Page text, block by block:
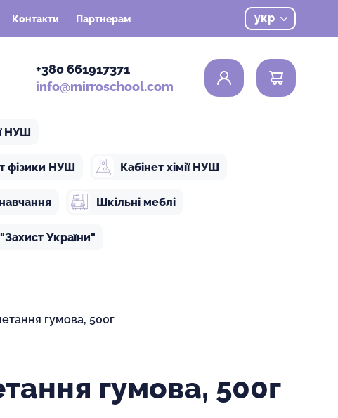
Контакти Партнерам укр
+380 661917371
info@mirroschool.com
0
НУШ
фізики НУШ Кабінет хімії НУШ
Шкільні меблі
України"
гумова, 500г
гумова, 500г